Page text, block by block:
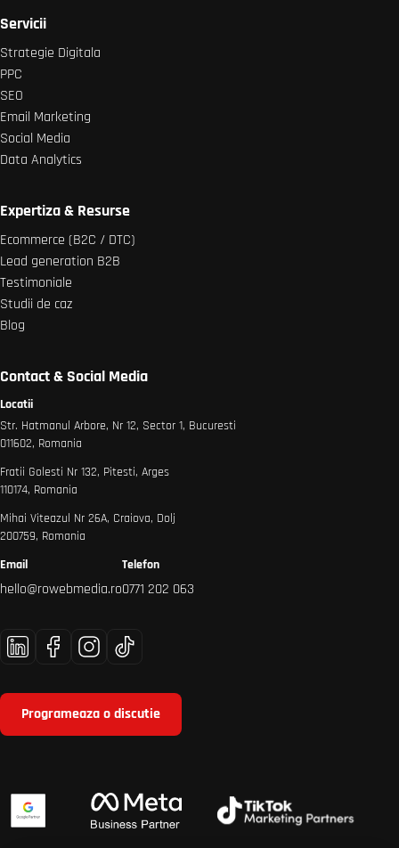
Servicii
Strategie Digitala
PPC
SEO
Email Marketing
Social Media
Data Analytics
Expertiza & Resurse
Ecommerce (B2C / DTC)
Lead generation B2B
Testimoniale
Studii de caz
Blog
Contact & Social Media
Locatii
Str. Hatmanul Arbore, Nr 12, Sector 1, Bucuresti
011602, Romania
Fratii Golesti Nr 132, Pitesti, Arges
110174, Romania
Mihai Viteazul Nr 26A, Craiova, Dolj
200759, Romania
Email
hello@rowebmedia.ro
Telefon
0771 202 063
Programeaza o discutie